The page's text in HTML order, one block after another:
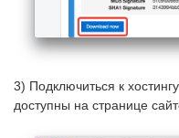
3) Подключиться к
доступны на странице